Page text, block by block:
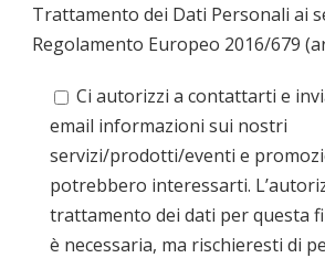
Trattamento dei Dati Personali ai
Regolamento Europeo 2016/679
Ci autorizzi a contattarti e
email informazioni sui nostri
servizi/prodotti/eventi e
potrebbero interessarti.
trattamento dei dati per questa
è necessaria, ma rischieresti di